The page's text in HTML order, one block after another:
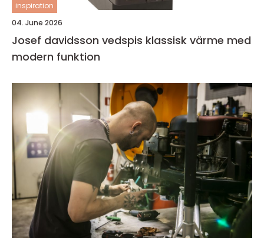
inspiration
04. June 2026
Josef davidsson vedspis klassisk värme med
modern funktion